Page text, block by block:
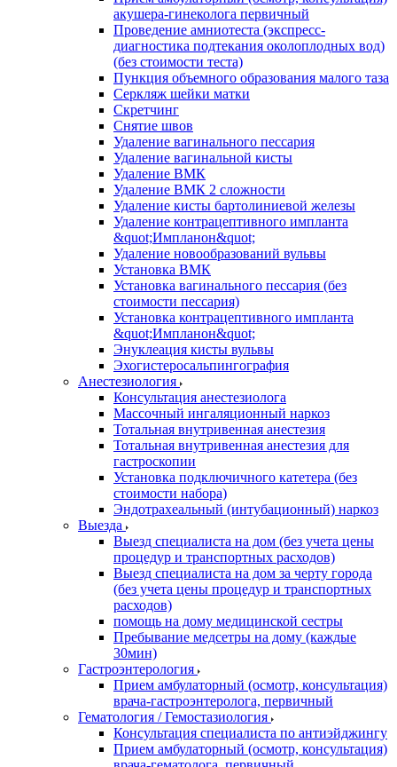
акушера-гинеколога первичный
Проведение амниотеста (экспресс-
диагностика подтекания околоплодных вод)
(без стоимости теста)
Пункция объемного образования малого таза
Серкляж шейки матки
Скретчинг
Снятие швов
Удаление вагинального пессария
Удаление вагинальной кисты
Удаление ВМК
Удаление ВМК 2 сложности
Удаление кисты бартолиниевой железы
Удаление контрацептивного импланта
&quot;Импланон&quot;
Удаление новообразований вульвы
Установка ВМК
Установка вагинального пессария (без
стоимости пессария)
Установка контрацептивного импланта
&quot;Импланон&quot;
Энуклеация кисты вульвы
Эхогистеросальпингография
Анестезиология
Консультация анестезиолога
Массочный ингаляционный наркоз
Тотальная внутривенная анестезия
Тотальная внутривенная анестезия для
гастроскопии
Установка подключичного катетера (без
стоимости набора)
Эндотрахеальный (интубационный) наркоз
Выезда
Выезд специалиста на дом (без учета цены
процедур и транспортных расходов)
Выезд специалиста на дом за черту города
(без учета цены процедур и транспортных
расходов)
помощь на дому медицинской сестры
Пребывание медсетры на дому (каждые
30мин)
Гастроэнтерология
Прием амбулаторный (осмотр, консультация)
врача-гастроэнтеролога, первичный
Гематология / Гемостазиология
Консультация специалиста по антиэйджингу
Прием амбулаторный (осмотр, консультация)